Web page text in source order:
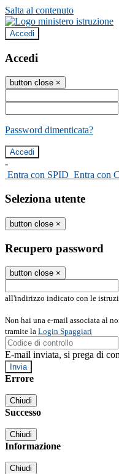
Salta al contenuto
Accedi
Accedi
button close ×
Password dimenticata?
-
Entra con SPID Entra con
Seleziona utente
button close ×
Recupero password
button close ×
all'indirizzo indicato con le
Non hai una e-mail associata al
tramite la Login Spaggiari
E-mail inviata, si prega di
Errore
Chiudi
Successo
Chiudi
Informazione
Chiudi